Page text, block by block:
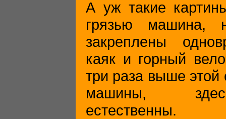
А уж такие
грязью машина,
закреплены
каяк и горный
три раза выше этой
машины,
естественны.